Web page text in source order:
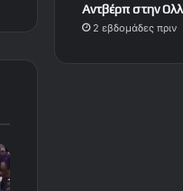
Αντβέρπ στην
2 εβδομάδες πριν